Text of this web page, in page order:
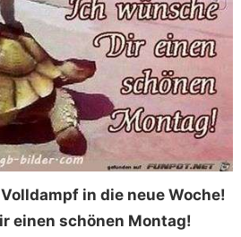
in die neue Woche!
einen schönen Montag!